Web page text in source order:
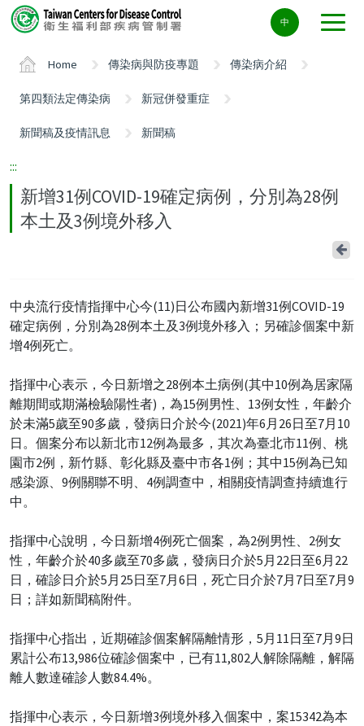
Center
block
中
Home 傳染病與防疫專題 傳染病介紹
第四類法定傳染病 新冠併發重症
新聞稿及疫情訊息 新聞稿
:::
新增31例COVID-19確定病例，分別為28例
本土及3例境外移入
中央流行疫情指揮中心今(11)日公布國內新增31例COVID-19
確定病例，分別為28例本土及3例境外移入；另確診個案中新
增4例死亡。
指揮中心表示，今日新增之28例本土病例(其中10例為居家隔
離期間或期滿檢驗陽性者)，為15例男性、13例女性，年齡介
於未滿5歲至90多歲，發病日介於今(2021)年6月26日至7月10
日。個案分布以新北市12例為最多，其次為臺北市11例、桃
園市2例，新竹縣、彰化縣及臺中市各1例；其中15例為已知
感染源、9例關聯不明、4例調查中，相關疫情調查持續進行
中。
指揮中心說明，今日新增4例死亡個案，為2例男性、2例女
性，年齡介於40多歲至70多歲，發病日介於5月22日至6月22
日，確診日介於5月25日至7月6日，死亡日介於7月7日至7月9
日；詳如新聞稿附件。
指揮中心指出，近期確診個案解隔離情形，5月11日至7月9日
累計公布13,986位確診個案中，已有11,802人解除隔離，解隔
離人數達確診人數84.4%。
指揮中心表示，今日新增3例境外移入個案中，案15342為本